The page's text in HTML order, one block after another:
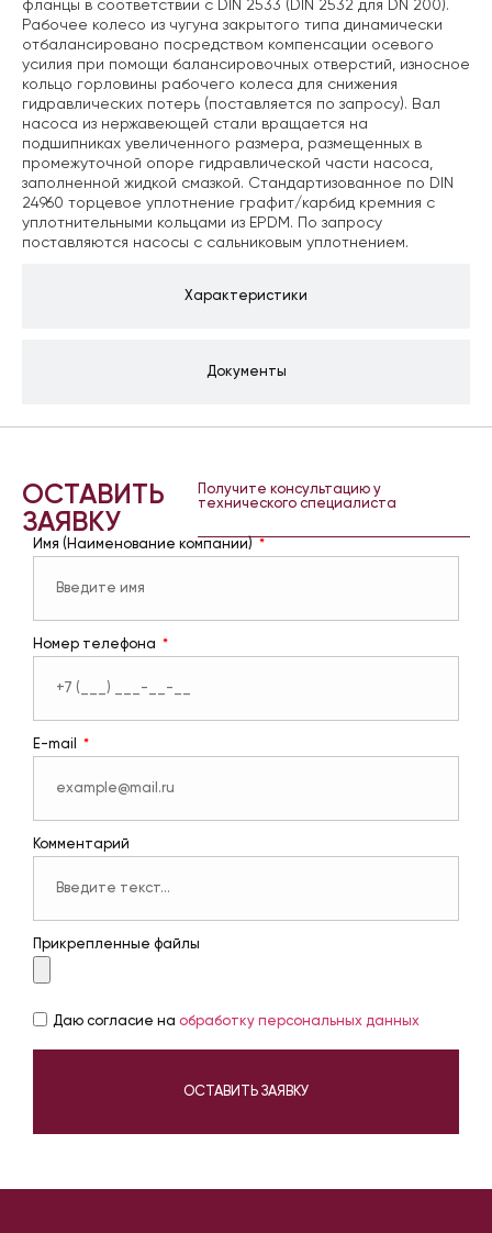
Характеристики
Документы
фланцы в соответствии с DIN 2533 (DIN 2532 для DN 200).
Рабочее колесо из чугуна закрытого типа динамически
отбалансировано посредством компенсации осевого
усилия при помощи балансировочных отверстий, износное
кольцо горловины рабочего колеса для снижения
гидравлических потерь (поставляется по запросу). Вал
насоса из нержавеющей стали вращается на
подшипниках увеличенного размера, размещенных в
промежуточной опоре гидравлической части насоса,
заполненной жидкой смазкой. Стандартизованное по DIN
24960 торцевое уплотнение графит/карбид кремния с
уплотнительными кольцами из EPDM. По запросу
поставляются насосы с сальниковым уплотнением.
ОСТАВИТЬ
ЗАЯВКУ
Получите консультацию у
технического специалиста
Имя (Наименование компании)
Номер телефона
E-mail
Комментарий
Прикрепленные файлы
Даю согласие на обработку персональных данных
ОСТАВИТЬ ЗАЯВКУ